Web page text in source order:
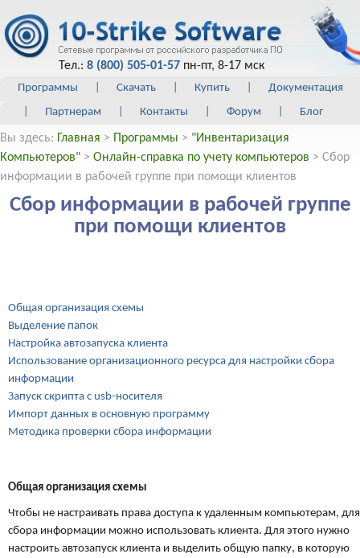
Тел.: 8 (800) 505-01-57 пн-пт, 8-17 мск
Программы Скачать Купить
Документация
Партнерам Контакты Форум Блог
Вы здесь: Главная > Программы > "Инвентаризация
Компьютеров" > Онлайн-справка по учету компьютеров > Сбор
информации в рабочей группе при помощи клиентов
Сбор информации в рабочей группе
при помощи клиентов
Общая организация схемы
Выделение папок
Настройка автозапуска клиента
Использование организационного ресурса для настройки сбора
информации
Запуск скрипта с usb-носителя
Импорт данных в основную программу
Методика проверки сбора информации
Общая организация схемы
Чтобы не настраивать права доступа к удаленным компьютерам, для
сбора информации можно использовать клиента. Для этого нужно
настроить автозапуск клиента и выделить общую папку, в которую